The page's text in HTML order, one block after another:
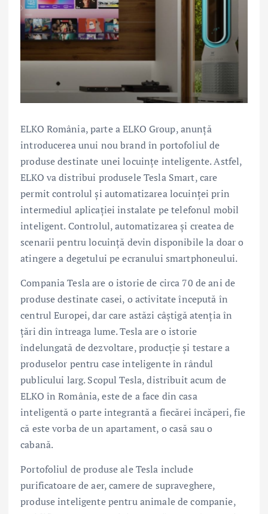
ELKO România, parte a ELKO Group, anunță
introducerea unui nou brand în portofoliul de
produse destinate unei locuințe inteligente. Astfel,
ELKO va distribui produsele Tesla Smart, care
permit controlul și automatizarea locuinței prin
intermediul aplicației instalate pe telefonul mobil
inteligent. Controlul, automatizarea și createa de
scenarii pentru locuință devin disponibile la doar o
atingere a degetului pe ecranului smartphoneului.
Compania Tesla are o istorie de circa 70 de ani de
produse destinate casei, o activitate începută în
centrul Europei, dar care astăzi câștigă atenția în
țări din întreaga lume. Tesla are o istorie
îndelungată de dezvoltare, producție și testare a
produselor pentru case inteligente în rândul
publicului larg. Scopul Tesla, distribuit acum de
ELKO în România, este de a face din casa
inteligentă o parte integrantă a fiecărei încăperi, fie
că este vorba de un apartament, o casă sau o
cabană.
Portofoliul de produse ale Tesla include
purificatoare de aer, camere de supraveghere,
produse inteligente pentru animale de companie,